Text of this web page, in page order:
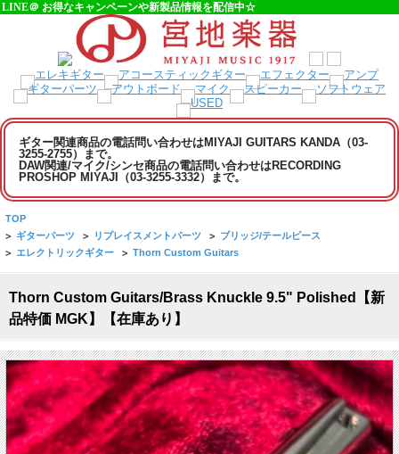
LINE＠ お得なキャンペーンや新製品情報を配信中☆
ギター関連商品の電話問い合わせはMIYAJI GUITARS KANDA（03-
3255-2755）まで。
DAW関連/マイク/シンセ商品の電話問い合わせはRECORDING
PROSHOP MIYAJI（03-3255-3332）まで。
TOP
> ギターパーツ > リプレイスメントパーツ > ブリッジ/テールピース
> エレクトリックギター > Thorn Custom Guitars
Thorn Custom Guitars/Brass Knuckle 9.5" Polished【新
品特価 MGK】【在庫あり】